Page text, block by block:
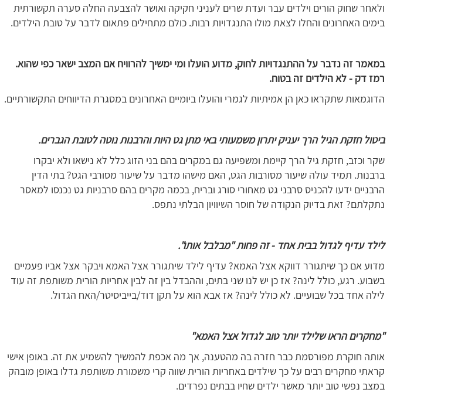
ולאחר שחוק הורים וילדים עבר ועדת שרים לעניני חקיקה ואושר להצבעה החלה סערה תקשורתית
בימים האחרונים והחלו לצאת מולו התנגדויות רבות. כולם מתחילים פתאום לדבר על טובת הילדים.
במאמר זה נדבר על ההתנגדויות לחוק, מדוע הועלו ומי ימשיך להרוויח אם המצב ישאר כפי שהוא.
רמז דק - לא הילדים זה בטוח.
הדוגמאות שתקראו כאן הן אמיתיות לגמרי והועלו ביומיים האחרונים במסגרת הדיווחים התקשורתיים.
ביטול חזקת הגיל הרך יעניק יתרון משמעותי באי מתן גט היות והרבנות נוטה לטובת הגברים.
שקר וכזב, חזקת גיל הרך קיימת ומשפיעה גם במקרים בהם בני הזוג כלל לא נישאו ולא יבקרו
ברבנות. תמיד עולה שיעור מסורבות הגט, האם מישהו מדבר על שיעור מסורבי הגט? בתי הדין
הרבניים ידעו להכניס סרבני גט מאחורי סורג ובריח, בכמה מקרים בהם סרבניות גט נכנסו למאסר
נתקלתם? זאת בדיוק הנקודה של חוסר השיוויון הבלתי נתפס.
לילד עדיף לגדול בבית אחד - זה פחות "מבלבל אותו".
מדוע אם כך שיתגורר דווקא אצל האמא? עדיף לילד שיתגורר אצל האמא ויבקר אצל אביו פעמיים
בשבוע. רגע, כולל לינה? אז כן יש לנו שני בתים, וההבדל בין זה לבין אחריות הורית משותפת זה עוד
לילה אחד בכל שבועיים. לא כולל לינה? אז אבא הוא על תקן דוד/בייביסיטר/האח הגדול.
"מחקרים הראו שלילד יותר טוב לגדול אצל האמא"
אותה חוקרת מפורסמת כבר חזרה בה מהטענה, אך מה אכפת להמשיך להשמיע את זה. באופן אישי
קראתי מחקרים רבים על כך שילדים באחריות הורית שווה קרי משמורת משותפת גדלו באופן מובהק
במצב נפשי טוב יותר מאשר ילדים שחיו בבתים נפרדים.